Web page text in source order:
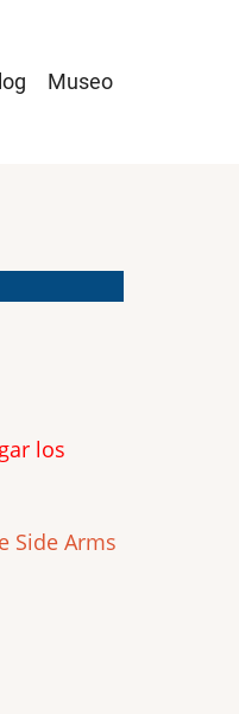
Museo
los
Side Arms